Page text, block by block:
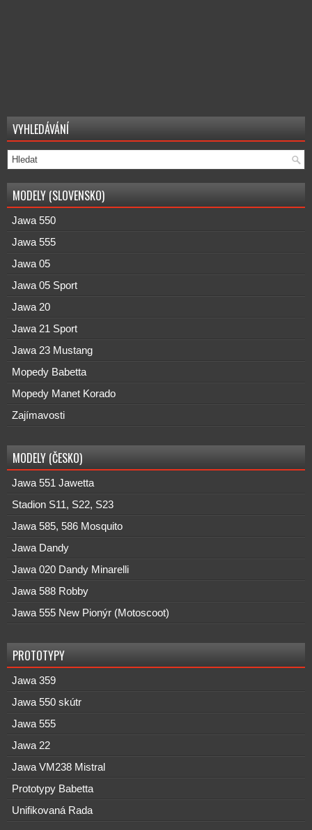
VYHLEDÁVÁNÍ
MODELY (SLOVENSKO)
Jawa 550
Jawa 555
Jawa 05
Jawa 05 Sport
Jawa 20
Jawa 21 Sport
Jawa 23 Mustang
Mopedy Babetta
Mopedy Manet Korado
Zajímavosti
MODELY (ČESKO)
Jawa 551 Jawetta
Stadion S11, S22, S23
Jawa 585, 586 Mosquito
Jawa Dandy
Jawa 020 Dandy Minarelli
Jawa 588 Robby
Jawa 555 New Pionýr (Motoscoot)
PROTOTYPY
Jawa 359
Jawa 550 skútr
Jawa 555
Jawa 22
Jawa VM238 Mistral
Prototypy Babetta
Unifikovaná Rada